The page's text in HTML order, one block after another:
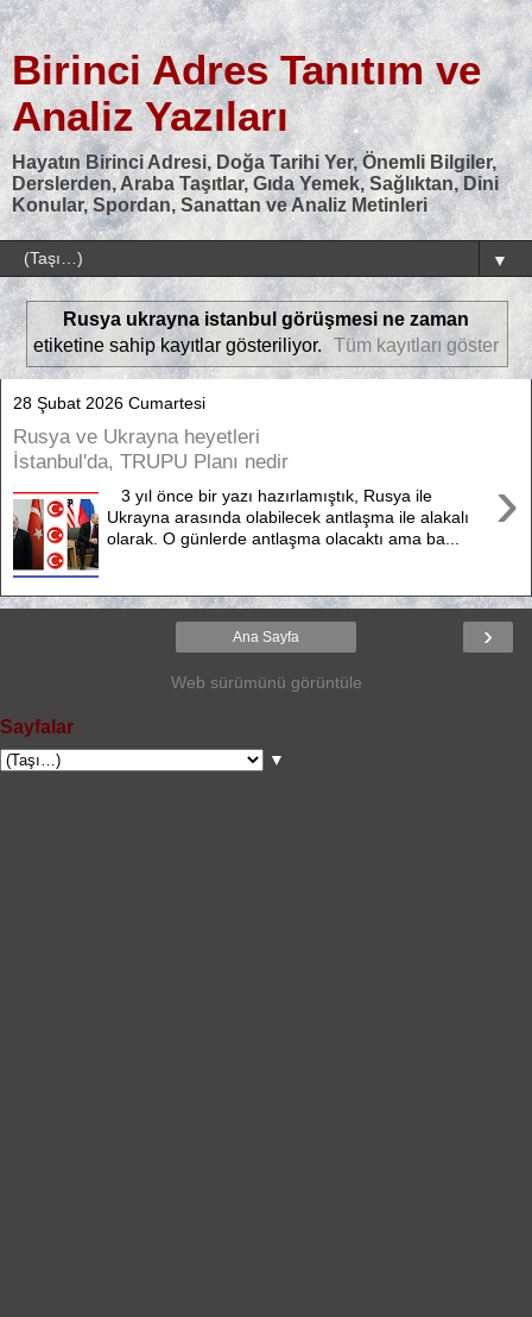
Birinci Adres Tanıtım ve
Analiz Yazıları
Hayatın Birinci Adresi, Doğa Tarihi Yer, Önemli Bilgiler,
Derslerden, Araba Taşıtlar, Gıda Yemek, Sağlıktan, Dini
Konular, Spordan, Sanattan ve Analiz Metinleri
▼
Rusya ukrayna istanbul görüşmesi ne zaman
etiketine sahip kayıtlar gösteriliyor.
Tüm kayıtları göster
28 Şubat 2026 Cumartesi
Rusya ve Ukrayna heyetleri
İstanbul'da, TRUPU Planı nedir
›
3 yıl önce bir yazı hazırlamıştık, Rusya ile
Ukrayna arasında olabilecek antlaşma ile alakalı
olarak. O günlerde antlaşma olacaktı ama ba...
›
Ana Sayfa
Web sürümünü görüntüle
Sayfalar
▼